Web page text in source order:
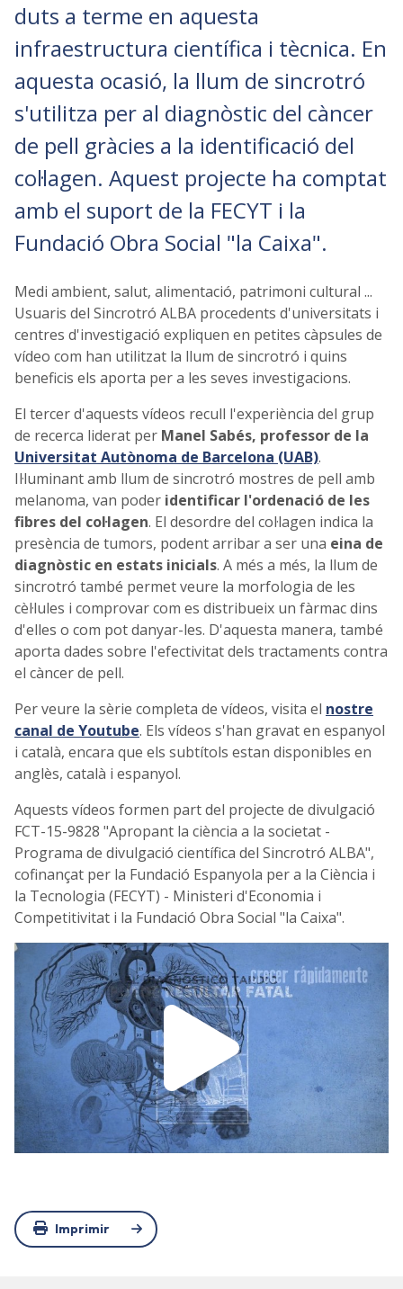
duts a terme en aquesta
infraestructura científica i tècnica. En
aquesta ocasió, la llum de sincrotró
s'utilitza per al diagnòstic del càncer
de pell gràcies a la identificació del
col·lagen. Aquest projecte ha comptat
amb el suport de la FECYT i la
Fundació Obra Social "la Caixa".
Medi ambient, salut, alimentació, patrimoni cultural ...
Usuaris del Sincrotró ALBA procedents d'universitats i
centres d'investigació expliquen en petites càpsules de
vídeo com han utilitzat la llum de sincrotró i quins
beneficis els aporta per a les seves investigacions.
El tercer d'aquests vídeos recull l'experiència del grup
de recerca liderat per Manel Sabés, professor de la
Universitat Autònoma de Barcelona (UAB).
Il·luminant amb llum de sincrotró mostres de pell amb
melanoma, van poder identificar l'ordenació de les
fibres del col·lagen. El desordre del col·lagen indica la
presència de tumors, podent arribar a ser una eina de
diagnòstic en estats inicials. A més a més, la llum de
sincrotró també permet veure la morfologia de les
cèl·lules i comprovar com es distribueix un fàrmac dins
d'elles o com pot danyar-les. D'aquesta manera, també
aporta dades sobre l'efectivitat dels tractaments contra
el càncer de pell.
Per veure la sèrie completa de vídeos, visita el nostre
canal de Youtube. Els vídeos s'han gravat en espanyol
i català, encara que els subtítols estan disponibles en
anglès, català i espanyol.
Aquests vídeos formen part del projecte de divulgació
FCT-15-9828 "Apropant la ciència a la societat -
Programa de divulgació científica del Sincrotró ALBA",
cofinançat per la Fundació Espanyola per a la Ciència i
la Tecnologia (FECYT) - Ministeri d'Economia i
Competitivitat i la Fundació Obra Social "la Caixa".
Imprimir